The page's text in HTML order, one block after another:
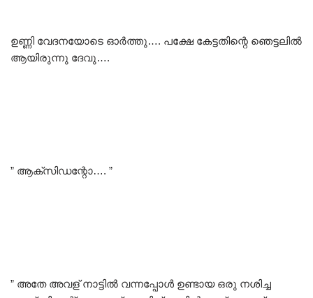
ഉണ്ണി വേദനയോടെ ഓർത്തു…. പക്ഷേ കേട്ടതിന്റെ ഞെട്ടലിൽ
ആയിരുന്നു ദേവു….
” ആക്സിഡന്റോ…. ”
” അതേ അവള് നാട്ടിൽ വന്നപ്പോൾ ഉണ്ടായ ഒരു നശിച്ച